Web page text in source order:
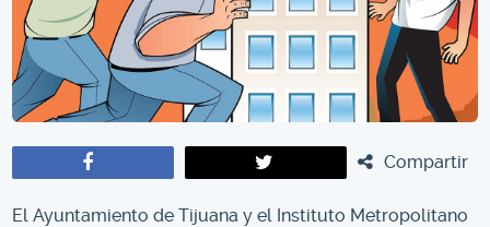
Compartir
El Ayuntamiento de Tijuana y el Instituto Metropolitano